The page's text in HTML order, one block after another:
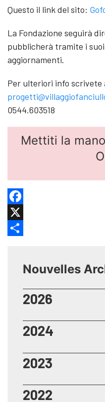
Questo il link del sito:
La Fondazione seguirà
pubblicherà tramite i
aggiornamenti.
Per ulteriori info scrivete
0544.603518
Mettiti la
Facebook
X
Nouvelles
2026
2024
2023
2022